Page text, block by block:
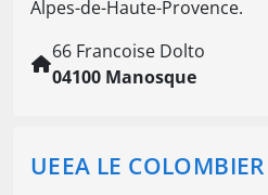
Alpes-de-Haute-Provence.
66 Francoise Dolto
04100 Manosque
UEEA LE COLOMBIER